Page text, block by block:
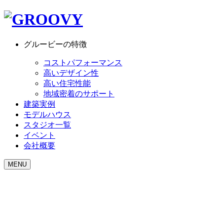
グルービーの特徴
コストパフォーマンス
高いデザイン性
高い住宅性能
地域密着のサポート
建築実例
モデルハウス
スタジオ一覧
イベント
会社概要
MENU